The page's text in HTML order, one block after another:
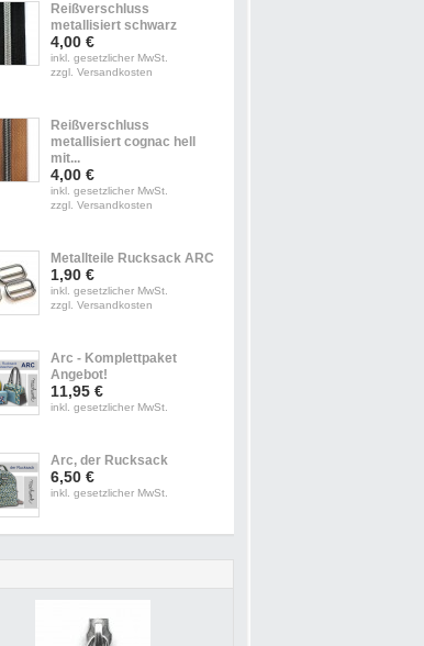
Reißverschluss
metallisiert schwarz
4,00 €
inkl. gesetzlicher MwSt.
zzgl. Versandkosten
Reißverschluss
metallisiert cognac hell
mit...
4,00 €
inkl. gesetzlicher MwSt.
zzgl. Versandkosten
Metallteile Rucksack ARC
1,90 €
inkl. gesetzlicher MwSt.
zzgl. Versandkosten
Arc - Komplettpaket
Angebot!
11,95 €
inkl. gesetzlicher MwSt.
Arc, der Rucksack
6,50 €
inkl. gesetzlicher MwSt.